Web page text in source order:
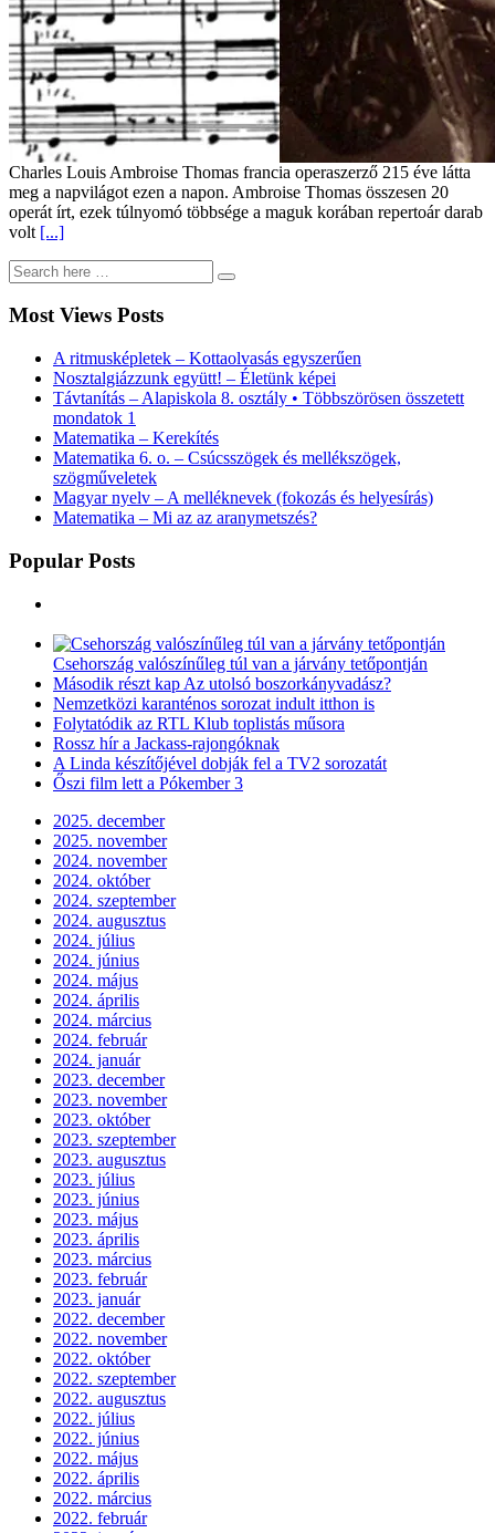
Charles Louis Ambroise Thomas francia operaszerző 215 éve látta
meg a napvilágot ezen a napon. Ambroise Thomas összesen 20
operát írt, ezek túlnyomó többsége a maguk korában repertoár darab
volt [...]
Most Views Posts
A ritmusképletek – Kottaolvasás egyszerűen
Nosztalgiázzunk együtt! – Életünk képei
Távtanítás – Alapiskola 8. osztály • Többszörösen összetett
mondatok 1
Matematika – Kerekítés
Matematika 6. o. – Csúcsszögek és mellékszögek,
szögműveletek
Magyar nyelv – A melléknevek (fokozás és helyesírás)
Matematika – Mi az az aranymetszés?
Popular Posts
Csehország valószínűleg túl van a járvány tetőpontján
Második részt kap Az utolsó boszorkányvadász?
Nemzetközi karanténos sorozat indult itthon is
Folytatódik az RTL Klub toplistás műsora
Rossz hír a Jackass-rajongóknak
A Linda készítőjével dobják fel a TV2 sorozatát
Őszi film lett a Pókember 3
2025. december
2025. november
2024. november
2024. október
2024. szeptember
2024. augusztus
2024. július
2024. június
2024. május
2024. április
2024. március
2024. február
2024. január
2023. december
2023. november
2023. október
2023. szeptember
2023. augusztus
2023. július
2023. június
2023. május
2023. április
2023. március
2023. február
2023. január
2022. december
2022. november
2022. október
2022. szeptember
2022. augusztus
2022. július
2022. június
2022. május
2022. április
2022. március
2022. február